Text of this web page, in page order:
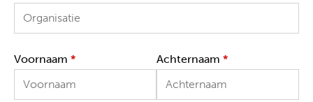
Voornaam * Achternaam *